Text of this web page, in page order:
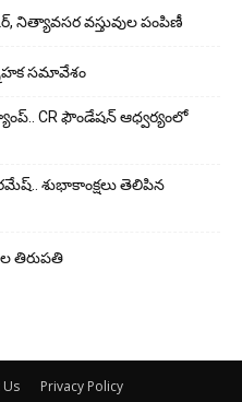
నిత్యావసర వస్తువుల పంపిణీ
సమావేశం
CR ఫౌండేషన్ ఆధ్వర్యంలో
శుభాకాంక్షలు తెలిపిన
తిరుపతి
Privacy Policy